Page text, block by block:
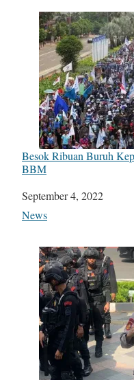
Besok Ribuan Buruh
BBM
Date
September 4, 2022
In relation to
News